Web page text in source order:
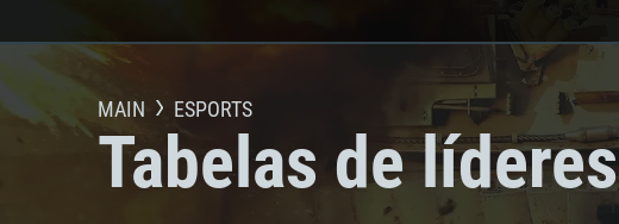
MAIN ESPORTS
Tabelas de líderes